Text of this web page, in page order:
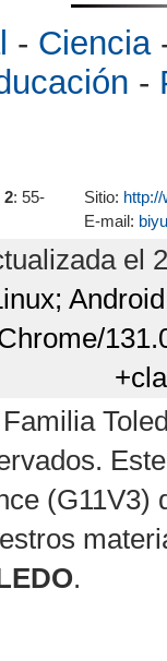
- Ciencia
-
2: 55-
Sitio:
E-mail:
el
(G11V3)
.